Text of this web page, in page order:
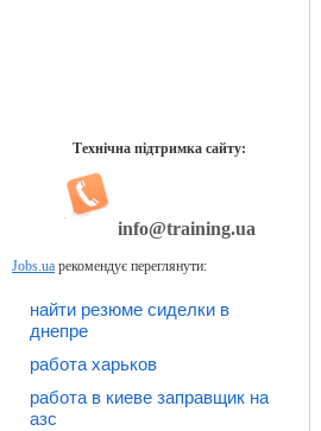
Технічна підтримка сайту:
info@training.ua
Jobs.ua рекомендує переглянути:
найти резюме сиделки в
днепре
работа харьков
работа в киеве заправщик на
азс